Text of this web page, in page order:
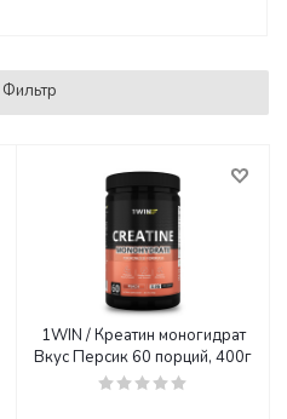
Фильтр
1WIN / Креатин моногидрат
Вкус Персик 60 порций, 400г